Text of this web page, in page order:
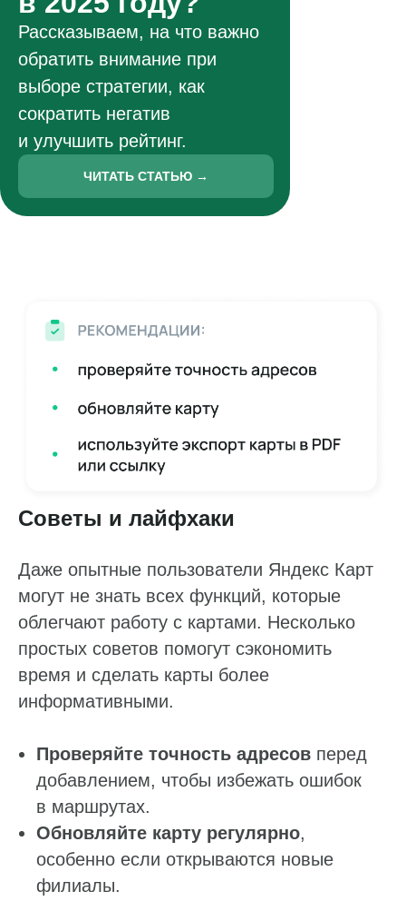
Рассказываем, на что важно
обратить внимание при
выборе стратегии, как
сократить негатив
и улучшить рейтинг.
ЧИТАТЬ СТАТЬЮ →
Советы и лайфхаки
Даже опытные пользователи Яндекс Карт
могут не знать всех функций, которые
облегчают работу с картами. Несколько
простых советов помогут сэкономить
время и сделать карты более
информативными.
Проверяйте точность адресов перед
добавлением, чтобы избежать ошибок
в маршрутах.
Обновляйте карту регулярно,
особенно если открываются новые
филиалы.